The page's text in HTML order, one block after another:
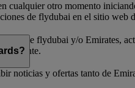
cualquier otro momento
de flydubai en el sitio web
de flydubai y/o Emirates,
al cliente.
noticias y ofertas tanto de